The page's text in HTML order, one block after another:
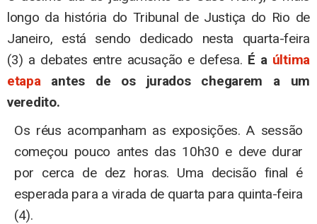
longo da história do Tribunal de Justiça do Rio de
Janeiro, está sendo dedicado nesta quarta-feira
(3) a debates entre acusação e defesa. É a última
etapaantes de os jurados chegarem a um
veredito.
Os réus acompanham as exposições. A sessão
começou pouco antes das 10h30 e deve durar
por cerca de dez horas. Uma decisão final é
esperada para a virada de quarta para quinta-feira
(4).